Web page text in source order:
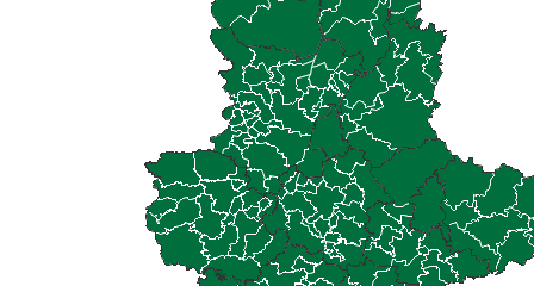
Brücken-Hackpfüffel
Bülstringen
Burg, Stadt
Burgstall
Calbe (Saale), Stadt